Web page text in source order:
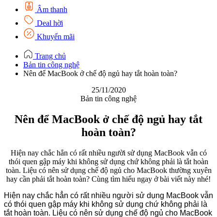
Âm thanh
Deal hời
Khuyến mãi
Trang chủ
Bản tin công nghệ
Nên để MacBook ở chế độ ngủ hay tắt hoàn toàn?
25/11/2020
Bản tin công nghệ
Nên để MacBook ở chế độ ngủ hay tắt
hoàn toàn?
Hiện nay chắc hẳn có rất nhiều người sử dụng MacBook vẫn có
thói quen gập máy khi không sử dụng chứ không phải là tắt hoàn
toàn. Liệu có nên sử dụng chế độ ngủ cho MacBook thường xuyên
hay cần phải tắt hoàn toàn? Cùng tìm hiểu ngay ở bài viết này nhé!
Hiện nay chắc hẳn có rất nhiều người sử dụng MacBook vẫn
có thói quen gập máy khi không sử dụng chứ không phải là
tắt hoàn toàn. Liệu có nên sử dụng chế độ ngủ cho MacBook